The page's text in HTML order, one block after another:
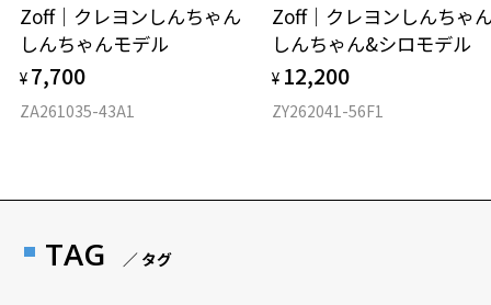
Zoff｜クレヨンしんちゃん
しんちゃんモデル
¥ 7,700
ZA261035-43A1
Zoff｜クレヨンしんち
しんちゃん&シロモデル
¥ 12,200
ZY262041-56F1
TAG ／ タグ